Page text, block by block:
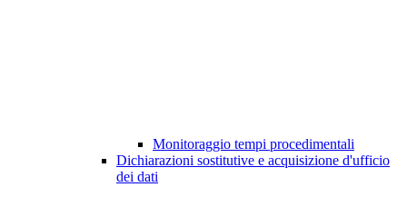
Monitoraggio tempi procedimentali
Dichiarazioni sostitutive e acquisizione d'ufficio
dei dati